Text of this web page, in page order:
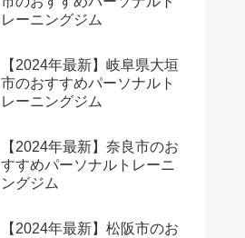
レーニングジム
【2024年最新】岐阜県大垣
市のおすすめパーソナルト
レーニングジム
【2024年最新】奈良市のお
すすめパーソナルトレーニ
ングジム
【2024年最新】松阪市のお